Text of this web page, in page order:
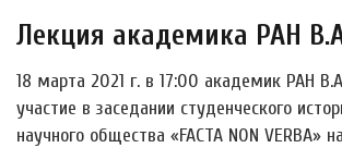
Лекция академика РАН
18 марта 2021 г. в 17:00 академик РАН
участие в заседании студенческого
научного общества «FACTA NON VERBA»